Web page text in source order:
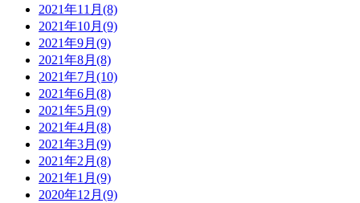
2021年11月(8)
2021年10月(9)
2021年9月(9)
2021年8月(8)
2021年7月(10)
2021年6月(8)
2021年5月(9)
2021年4月(8)
2021年3月(9)
2021年2月(8)
2021年1月(9)
2020年12月(9)